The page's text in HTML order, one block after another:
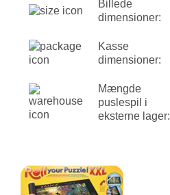
Billede
dimensioner:
Kasse
dimensioner:
Mængde
puslespil i
eksterne lager: